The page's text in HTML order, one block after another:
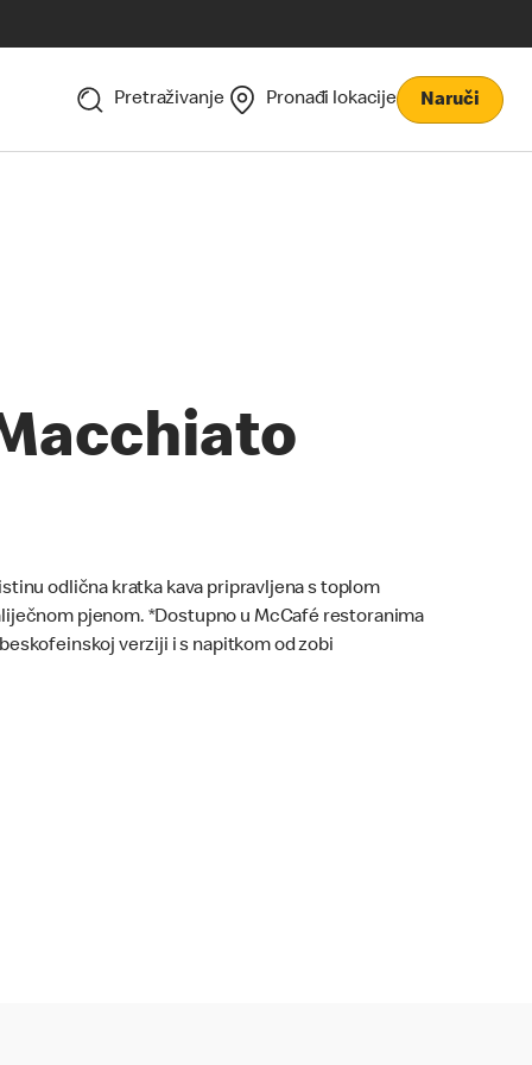
Pretraživanje Pronađi lokacije Naruči
odlična kratka kava pripravljena s toplom
pjenom. *Dostupno u McCafé restoranima
verziji i s napitkom od zobi